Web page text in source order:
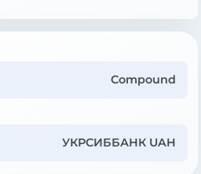
Compound
УКРСИББАНК UAH